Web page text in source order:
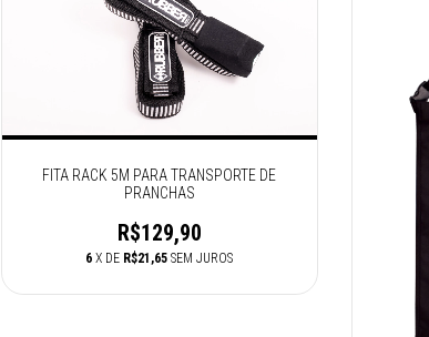
FITA RACK 5M PARA TRANSPORTE DE
PRANCHAS
R$129,90
6 X DE R$21,65 SEM JUROS